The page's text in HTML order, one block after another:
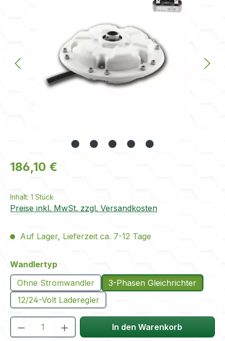
Regulärer Preis:
186,10 €
Inhalt: 1 Stück
Preise inkl. MwSt. zzgl. Versandkosten
Auf Lager, Lieferzeit ca. 7-12 Tage
Wandlertypauswählen
Ohne Stromwandler
3-Phasen Gleichrichter
12/24-Volt Laderegler
Produkt Anzahl: Gib denIn den Warenkorb